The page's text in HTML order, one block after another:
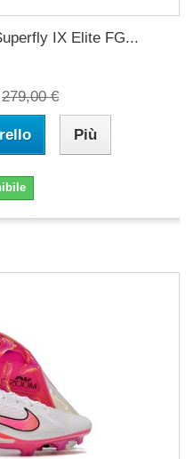
IX Elite FG...
279,00 €
Più